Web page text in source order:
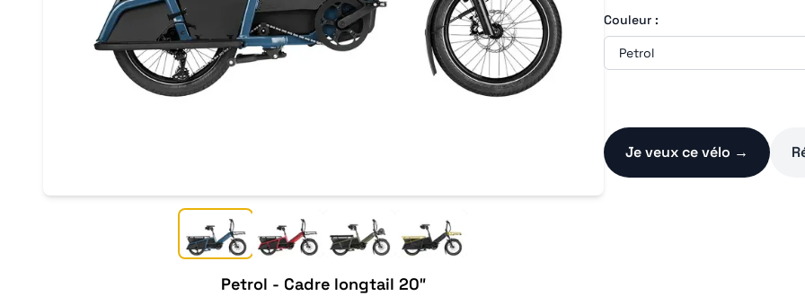
Petrol - Cadre longtail 20″
Couleur :
Je veux ce vélo →